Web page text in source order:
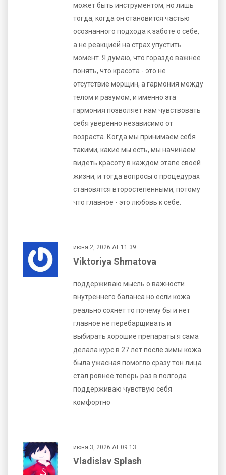
может быть инструментом, но лишь
тогда, когда он становится частью
осознанного подхода к заботе о себе,
а не реакцией на страх упустить
момент. Я думаю, что гораздо важнее
понять, что красота - это не
отсутствие морщин, а гармония между
телом и разумом, и именно эта
гармония позволяет нам чувствовать
себя уверенно независимо от
возраста. Когда мы принимаем себя
такими, какие мы есть, мы начинаем
видеть красоту в каждом этапе своей
жизни, и тогда вопросы о процедурах
становятся второстепенными, потому
что главное - это любовь к себе.
июня 2, 2026 AT 11:39
Viktoriya Shmatova
поддерживаю мысль о важности
внутреннего баланса но если кожа
реально сохнет то почему бы и нет
главное не перебарщивать и
выбирать хорошие препараты я сама
делала курс в 27 лет после зимы кожа
была ужасная помогло сразу тон лица
стал ровнее теперь раз в полгода
поддерживаю чувствую себя
комфортно
июня 3, 2026 AT 09:13
Vladislav Splash